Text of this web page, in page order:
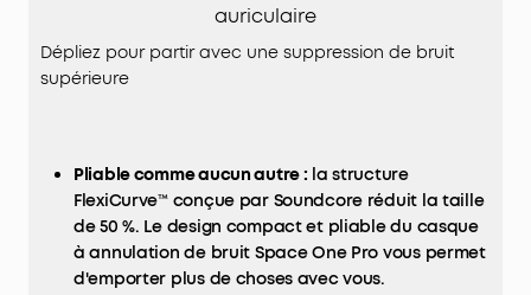
auriculaire
Dépliez pour partir avec une suppression de bruit
supérieure
Pliable comme aucun autre : la structure
FlexiCurve™ conçue par Soundcore réduit la taille
de 50 %. Le design compact et pliable du casque
à annulation de bruit Space One Pro vous permet
d'emporter plus de choses avec vous.